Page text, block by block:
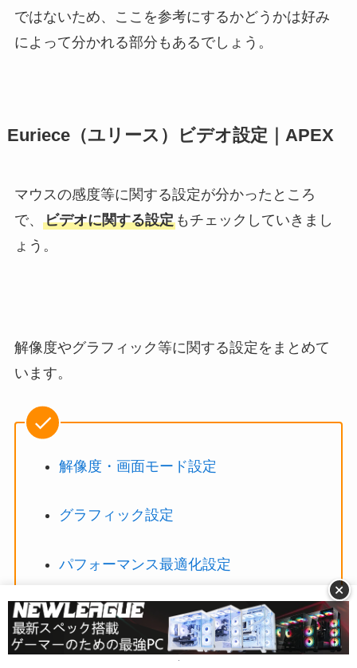
ではないため、ここを参考にするかどうかは好み
によって分かれる部分もあるでしょう。
Euriece（ユリース）ビデオ設定｜APEX
マウスの感度等に関する設定が分かったところ
で、 ビデオに関する設定もチェックしていきまし
ょう。
解像度やグラフィック等に関する設定をまとめて
います。
解像度・画面モード設定
グラフィック設定
パフォーマンス最適化設定
解像度・画面モード設定
+